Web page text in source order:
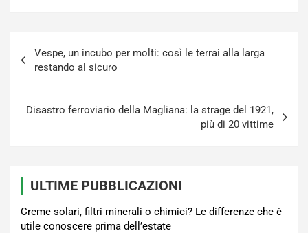
articoli
Vespe, un incubo per molti: così le terrai alla larga
restando al sicuro
Disastro ferroviario della Magliana: la strage del 1921,
più di 20 vittime
ULTIME PUBBLICAZIONI
Creme solari, filtri minerali o chimici? Le differenze che è
utile conoscere prima dell’estate